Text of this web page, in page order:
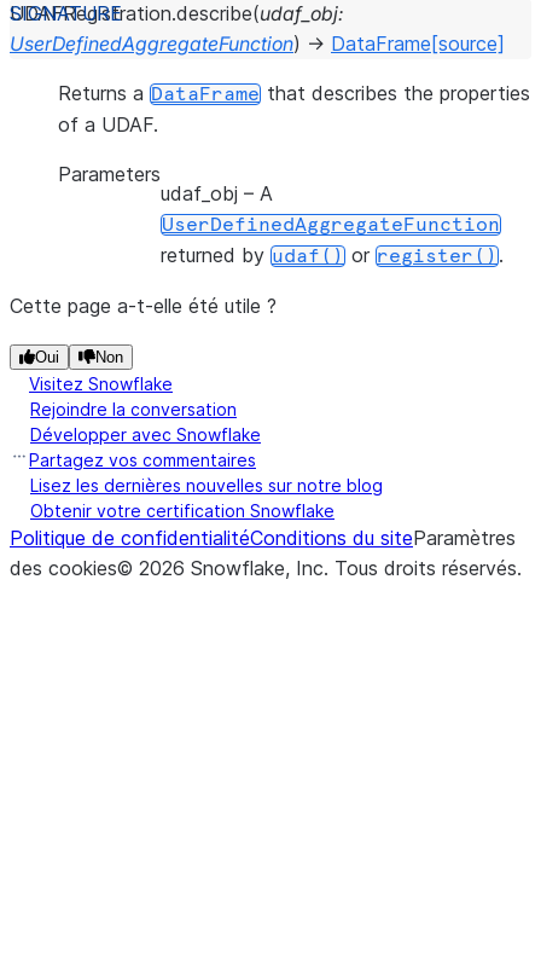
UDAFRegistration.describe(udaf_obj:
UserDefinedAggregateFunction) → DataFrame [source]
Returns a DataFrame that describes the properties
of a UDAF.
Parameters
udaf_obj – A
UserDefinedAggregateFunction
returned by udaf() or register().
Cette page a-t-elle été utile ?
Oui Non
Visitez Snowflake
Rejoindre la conversation
Développer avec Snowflake
Partagez vos commentaires
Lisez les dernières nouvelles sur notre blog
Obtenir votre certification Snowflake
Politique de confidentialitéConditions du siteParamètres
des cookies© 2026 Snowflake, Inc. Tous droits réservés.